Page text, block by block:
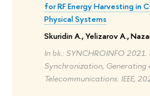
for RF Energy Harvesting in
Physical Systems
Skuridin A., Yelizarov A.,
In bk.: SYNCHROINFO
Synchronization, Generating
Telecommunications. IEEE,